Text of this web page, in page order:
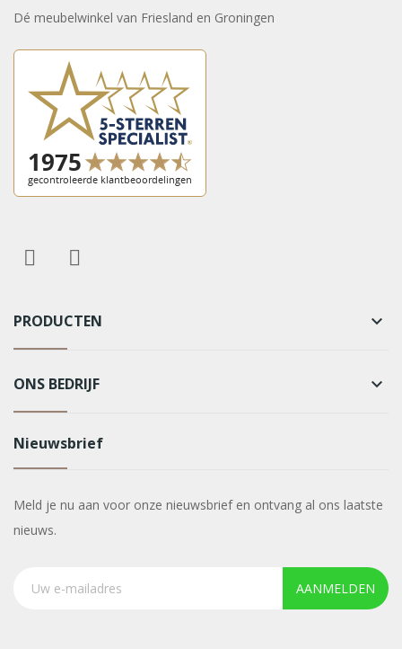
Dé meubelwinkel van Friesland en Groningen
PRODUCTEN keyboard_arrow_down
ONS BEDRIJF keyboard_arrow_down
Nieuwsbrief
Meld je nu aan voor onze nieuwsbrief en ontvang al ons laatste
nieuws.
AANMELDEN